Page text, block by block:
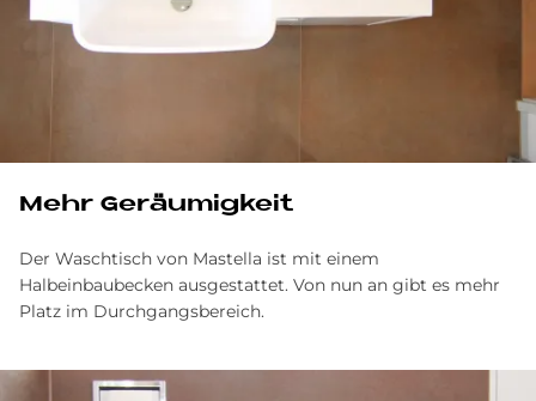
Mehr Geräumigkeit
Der Waschtisch von Mastella ist mit einem
Halbeinbaubecken ausgestattet. Von nun an gibt es mehr
Platz im Durchgangsbereich.